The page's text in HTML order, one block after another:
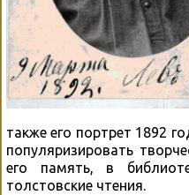
также его портрет 1892
популяризировать
его память, в
толстовские чтения.